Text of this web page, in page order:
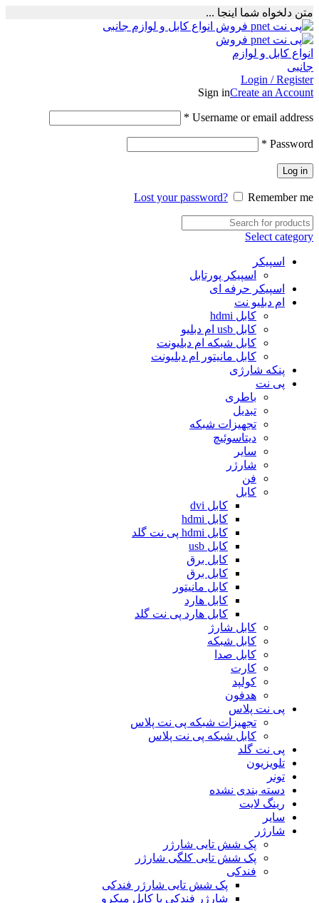
متن دلخواه شما اینجا ...
Login / Register
Sign inCreate an Account
Username or email address
*
Password
*
Log in
Lost your password? Remember me
Select category
اسپیکر
اسپیکر پورتابل
اسپیکر حرفه ای
ام دبلیو نت
کابل hdmi
کابل usb ام دبلیو
کابل شبکه ام دبلیونت
کابل مانیتور ام دبلیونت
پنکه شارژی
پی نت
باطری
تبدیل
تجهیزات شبکه
دیتاسوئیچ
سایر
شارژر
فن
کابل
کابل dvi
کابل hdmi
کابل hdmi پی نت گلد
کابل usb
کابل برق
کابل برق
کابل مانیتور
کابل هارد
کابل هارد پی نت گلد
کابل شارژ
کابل شبکه
کابل صدا
کارت
کولپد
هدفون
پی نت پلاس
تجهیزات شبکه پی نت پلاس
کابل شبکه پی نت پلاس
پی نت گلد
تلویزیون
تونر
دسته بندی نشده
رینگ لایت
سایر
شارژر
پک شش تایی شارژر
پک شش تایی کلگی شارژر
فندکی
پک شش تایی شارژر فندکی
شارژر فندکی با کابل میکرو